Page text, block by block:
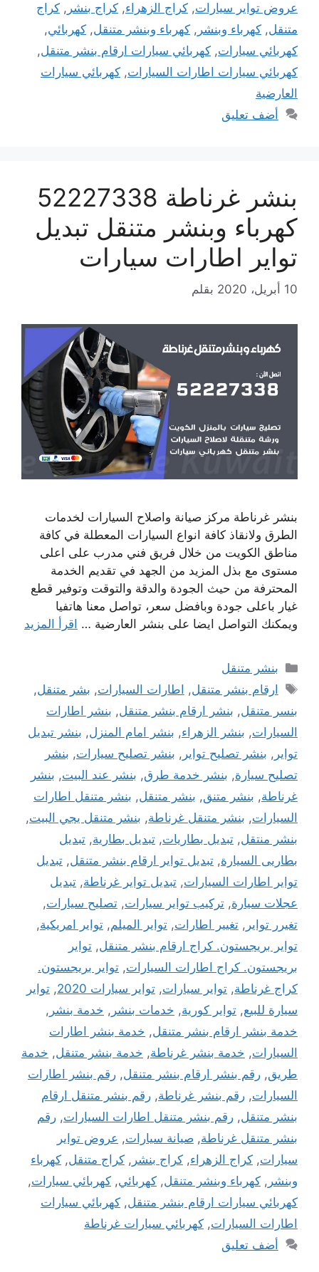
عروض تواير سيارات, كراج الزهراء, كراج بنشر , كراج
متنقل, كهرباء وبنشر , كهرباء وبنشر متنقل, كهربائي,
كهربائي سيارات, كهربائي سيارات ارقام بنشر متنقل,
كهربائي سيارات اطارات السيارات, كهربائي سيارات
العارضية
أضف تعليق
بنشر غرناطة 52227338
كهرباء وبنشر متنقل تبديل
تواير اطارات سيارات
10 أبريل، 2020 بقلم
بنشر غرناطة مركز صيانة واصلاح السيارات لخدمات
الطرق ولانقاذ كافة انواع السيارات المعطلة في كافة
مناطق الكويت من خلال فريق فني مدرب على اعلى
مستوى مع بذل المزيد من الجهد في تقديم الخدمة
المحترفة من حيث الجودة والدقة والتوقت وتوفير قطع
غيار باعلى جودة وبافضل سعر، تواصل معنا هاتفيا
ويمكنك التواصل ايضا على بنشر العارضية … اقرأ المزيد
التصنيفات
بنشر متنقل
الوسوم
ارقام بنشر متنقل, اطارات السيارات, بشر متنقل,
بنسر متنقل, بنشر ارقام بنشر متنقل, بنشر اطارات
السيارات, بنشر الزهراء, بنشر امام المنزل, بنشر تبديل
تواير , بنشر تصليح تواير , بنشر تصليح سيارات, بنشر
تصليح سيارة, بنشر خدمة طرق, بنشر عند البيت, بنشر
غرناطة, بنشر متنق, بنشر متنقل, بنشر متنقل اطارات
السيارات, بنشر متنقل غرناطة, بنشر متنقل يجي البيت,
بنشر منتقل, تبديل بطاريات, تبديل بطارية, تبديل
بطاريى السيارة, تبديل تواير ارقام بنشر متنقل, تبديل
تواير اطارات السيارات, تبديل تواير غرناطة, تبديل
عجلات سيارة, تركيب تواير سيارات, تصليح سيارات,
تغيرر تواير , تغيير اطارات, تواير الميلم, تواير امريكية,
تواير بريجستون. كراج ارقام بنشر متنقل, تواير
بريجستون. كراج اطارات السيارات, تواير بريجستون.
كراج غرناطة, تواير سيارات, تواير سيارات 2020 , تواير
سيارة للبيع, تواير كورية, خدمات بنشر , خدمة بنشر ,
خدمة بنشر ارقام بنشر متنقل, خدمة بنشر اطارات
السيارات, خدمة بنشر غرناطة, خدمة بنشر متنقل, خدمة
طريق, رقم بنشر ارقام بنشر متنقل, رقم بنشر اطارات
السيارات, رقم بنشر غرناطة, رقم بنشر متنقل ارقام
بنشر متنقل, رقم بنشر متنقل اطارات السيارات, رقم
بنشر متنقل غرناطة, صيانة سيارات, عروض تواير
سيارات, كراج الزهراء, كراج بنشر , كراج متنقل, كهرباء
وبنشر , كهرباء وبنشر متنقل, كهربائي, كهربائي سيارات,
كهربائي سيارات ارقام بنشر متنقل, كهربائي سيارات
اطارات السيارات, كهربائي سيارات غرناطة
أضف تعليق